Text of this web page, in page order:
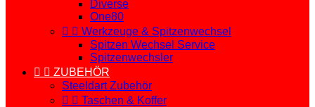
Diverse
One80
  Werkzeuge & Spitzenwechsel
Spitzen Wechsel Service
Spitzenwechsler
  ZUBEHÖR
Steeldart Zubehör
  Taschen & Koffer